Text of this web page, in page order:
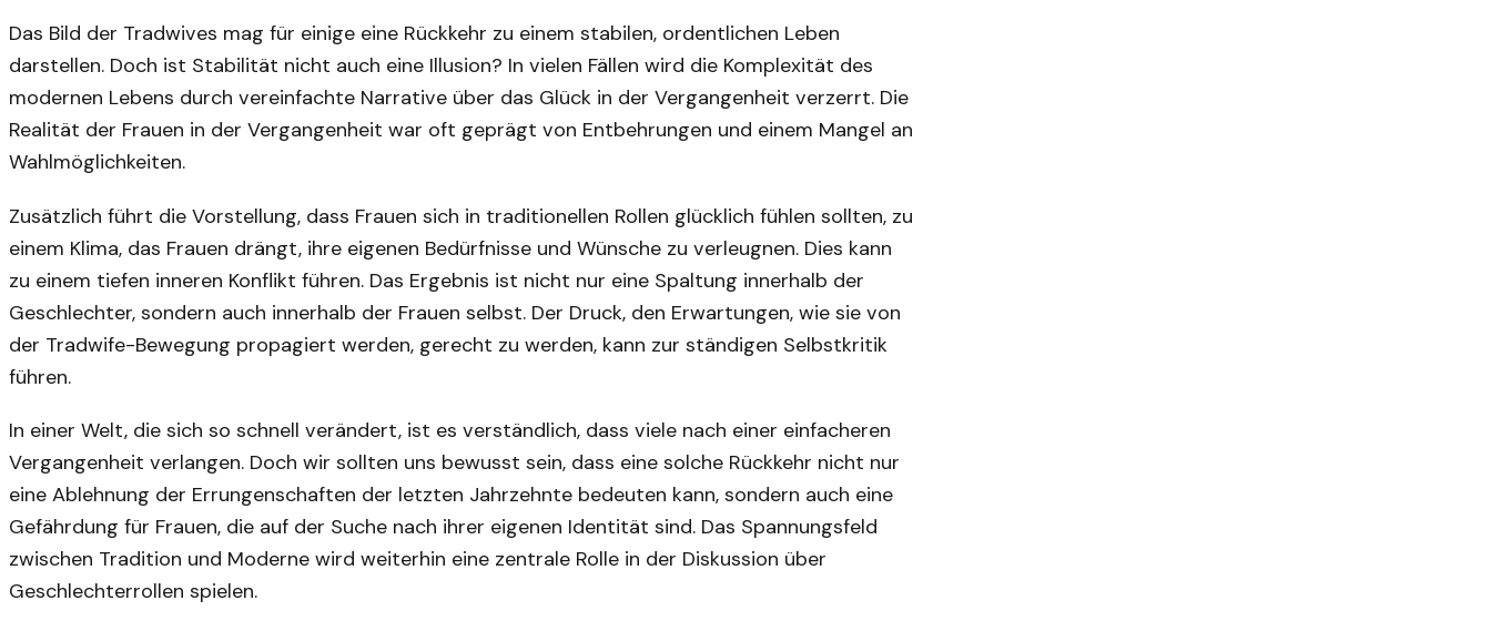
Das Bild der Tradwives mag für einige eine Rückkehr zu einem stabilen, ordentlichen Leben
darstellen. Doch ist Stabilität nicht auch eine Illusion? In vielen Fällen wird die Komplexität des
modernen Lebens durch vereinfachte Narrative über das Glück in der Vergangenheit verzerrt. Die
Realität der Frauen in der Vergangenheit war oft geprägt von Entbehrungen und einem Mangel an
Wahlmöglichkeiten.
Zusätzlich führt die Vorstellung, dass Frauen sich in traditionellen Rollen glücklich fühlen sollten, zu
einem Klima, das Frauen drängt, ihre eigenen Bedürfnisse und Wünsche zu verleugnen. Dies kann
zu einem tiefen inneren Konflikt führen. Das Ergebnis ist nicht nur eine Spaltung innerhalb der
Geschlechter, sondern auch innerhalb der Frauen selbst. Der Druck, den Erwartungen, wie sie von
der Tradwife-Bewegung propagiert werden, gerecht zu werden, kann zur ständigen Selbstkritik
führen.
In einer Welt, die sich so schnell verändert, ist es verständlich, dass viele nach einer einfacheren
Vergangenheit verlangen. Doch wir sollten uns bewusst sein, dass eine solche Rückkehr nicht nur
eine Ablehnung der Errungenschaften der letzten Jahrzehnte bedeuten kann, sondern auch eine
Gefährdung für Frauen, die auf der Suche nach ihrer eigenen Identität sind. Das Spannungsfeld
zwischen Tradition und Moderne wird weiterhin eine zentrale Rolle in der Diskussion über
Geschlechterrollen spielen.